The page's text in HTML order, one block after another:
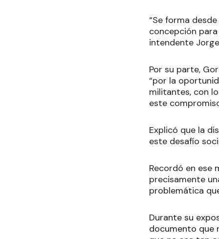
“Se forma
concepción
intendente
Por su parte,
“por la
militantes, con
este
Explicó que la
este desafío
Recordó en ese
precisamente
problemática
Durante su
documento que